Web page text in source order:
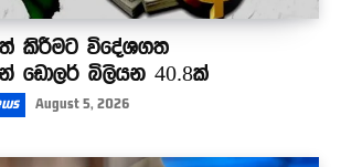
කිරීමට විදේශගත
ඩොලර් බිලියන 40.8ක්
August 5, 2026